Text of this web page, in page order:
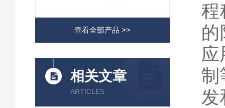
查看全部产品 >>
相关文章
ARTICLES
程
应
制
发